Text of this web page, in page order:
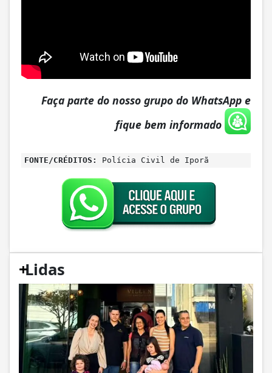
Faça parte do nosso grupo do WhatsApp e
fique bem informado
FONTE/CRÉDITOS: Polícia Civil de Iporã
+
Lidas